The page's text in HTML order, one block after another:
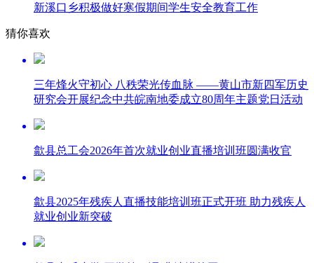
新溪口乡积极做好寒假期间学生安全教育工作
猜你喜欢
三年烽火守初心 八秩荣光传血脉 ——黄山市新四军历史
研究会开展纪念中共皖南地委成立80周年主题党日活动
歙县总工会2026年首次就业创业直播培训班圆满收官
歙县2025年残疾人直播技能培训班正式开班 助力残疾人
就业创业新突破